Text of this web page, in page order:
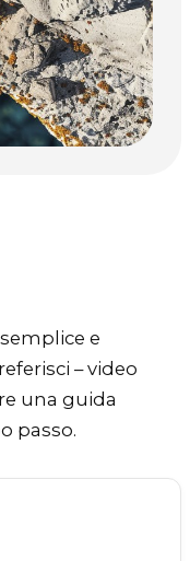
e
– video
una guida
passo.